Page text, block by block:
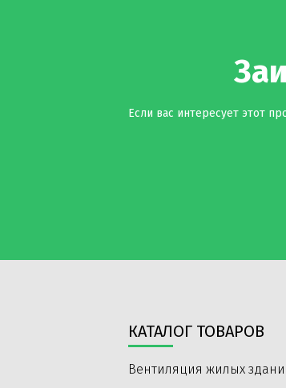
Если вас интересует этот
КАТАЛОГ ТОВАРОВ
Вентиляция жилых